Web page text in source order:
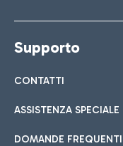
Supporto
CONTATTI
ASSISTENZA SPECIALE
DOMANDE FREQUENTI